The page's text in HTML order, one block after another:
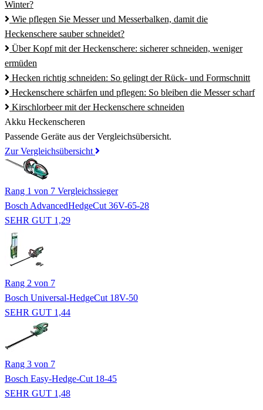
Winter?
Wie pflegen Sie Messer und Messerbalken, damit die
Heckenschere sauber schneidet?
Über Kopf mit der Heckenschere: sicherer schneiden, weniger
ermüden
Hecken richtig schneiden: So gelingt der Rück- und Formschnitt
Heckenschere schärfen und pflegen: So bleiben die Messer scharf
Kirschlorbeer mit der Heckenschere schneiden
Akku Heckenscheren
Passende Geräte aus der Vergleichsübersicht.
Zur Vergleichsübersicht
Rang 1 von 7 Vergleichssieger
Bosch AdvancedHedgeCut 36V-65-28
SEHR GUT 1,29
Rang 2 von 7
Bosch Universal-HedgeCut 18V-50
SEHR GUT 1,44
Rang 3 von 7
Bosch Easy-Hedge-Cut 18-45
SEHR GUT 1,48